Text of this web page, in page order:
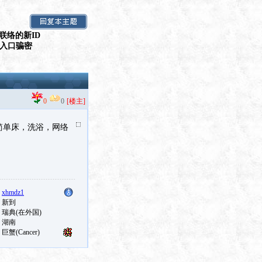
络的新ID
口骗密
0 0 [楼主]
单床，洗浴，网络